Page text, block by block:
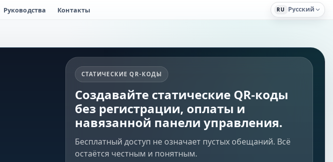
Руководства Контакты RU Русский
СТАТИЧЕСКИЕ QR-КОДЫ
Создавайте статические QR-коды
без регистрации, оплаты и
навязанной панели управления.
Бесплатный доступ не означает пустых обещаний. Всё
остаётся честным и понятным.